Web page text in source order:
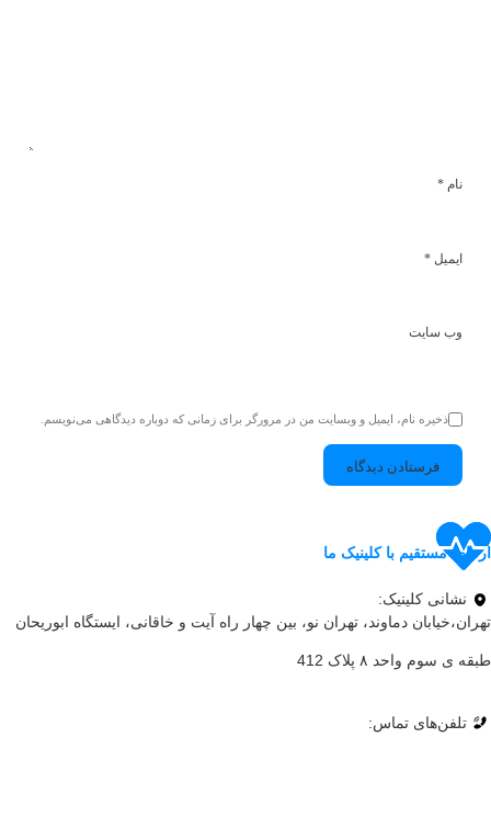
نام *
ایمیل *
وب‌ سایت
ذخیره نام، ایمیل و وبسایت من در مرورگر برای زمانی که دوباره دیدگاهی می‌نویسم.
ارتباط مستقیم با کلینیک ما
نشانی کلینیک:
تهران،خیابان دماوند، تهران نو، بین چهار راه آیت و خاقانی، ایستگاه ابوریحان
طبقه ی سوم واحد ۸ پلاک 412
تلفن‌های تماس: